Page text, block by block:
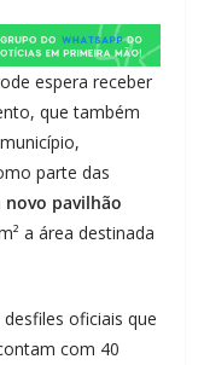
espera receber
que também
parte das
novo pavilhão
a área destinada
oficiais que
com 40